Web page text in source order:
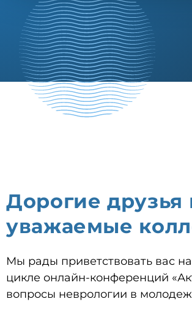
Дорогие друзья
уважаемые
Мы рады приветствовать вас
цикле онлайн-конференций
вопросы неврологии в